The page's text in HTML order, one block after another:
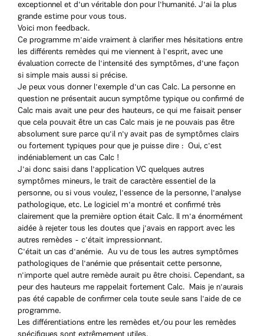
exceptionnel et d'un véritable don pour l'humanité. J'ai la plus
grande estime pour vous tous.
Voici mon feedback.
Ce programme m'aide vraiment à clarifier mes hésitations entre
les différents remèdes qui me viennent à l'esprit, avec une
évaluation correcte de l'intensité des symptômes, d'une façon
si simple mais aussi si précise.
Je peux vous donner l'exemple d'un cas Calc. La personne en
question ne présentait aucun symptôme typique ou confirmé de
Calc mais avait une peur des hauteurs, ce qui me faisait penser
que cela pouvait être un cas Calc mais je ne pouvais pas être
absolument sure parce qu'il n'y avait pas de symptômes clairs
ou fortement typiques pour que je puisse dire : Oui, c'est
indéniablement un cas Calc !
J'ai donc saisi dans l'application VC quelques autres
symptômes mineurs, le trait de caractère essentiel de la
personne, ou si vous voulez, l'essence de la personne, l'analyse
pathologique, etc. Le logiciel m'a montré et confirmé très
clairement que la première option était Calc. Il m'a énormément
aidée à rejeter tous les doutes que j'avais en rapport avec les
autres remèdes - c'était impressionnant.
C'était un cas d'anémie. Au vu de tous les autres symptômes
pathologiques de l'anémie que présentait cette personne,
n'importe quel autre remède aurait pu être choisi. Cependant, sa
peur des hauteurs me rappelait fortement Calc. Mais je n'aurais
pas été capable de confirmer cela toute seule sans l'aide de ce
programme.
Les différentiations entre les remèdes et/ou pour les remèdes